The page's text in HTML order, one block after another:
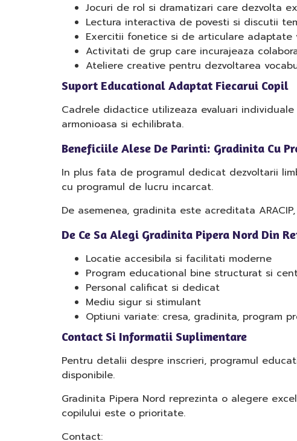
Jocuri de rol si dramatizari care dezvolta
Lectura interactiva de povesti si discutii
Exercitii fonetice si de articulare adaptate
Activitati de grup care incurajeaza
Ateliere creative pentru dezvoltarea
Suport Educational Adaptat Fiecarui Copil
Cadrele didactice utilizeaza evaluari
armonioasa si echilibrata.
Beneficiile Alese De Parinti: Gradinita Cu
In plus fata de programul dedicat dezvoltarii
cu programul de lucru incarcat.
De asemenea, gradinita este acreditata
De Ce Sa Alegi Gradinita Pipera Nord Din
Locatie accesibila si facilitati moderne
Program educational bine structurat si
Personal calificat si dedicat
Mediu sigur si stimulant
Optiuni variate: cresa, gradinita, program
Contact Si Informatii Suplimentare
Pentru detalii despre inscrieri, programul
disponibile.
Gradinita Pipera Nord reprezinta o alegere
copilului este o prioritate.
Contact: